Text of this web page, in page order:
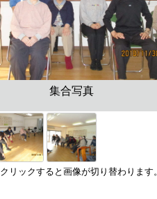
集合写真
リックすると画像が切り替わります。